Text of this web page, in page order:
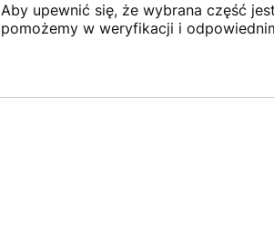
Aby upewnić się, że wybrana część
pomożemy w weryfikacji i